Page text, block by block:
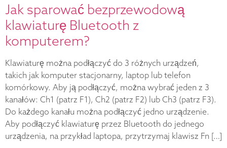
Jak sparować bezprzewodową
klawiaturę Bluetooth z
komputerem?
Klawiaturę można podłączyć do 3 różnych urządzeń,
takich jak komputer stacjonarny, laptop lub telefon
komórkowy. Aby ją podłączyć, można wybrać jeden z 3
kanałów: Ch1 (patrz F1), Ch2 (patrz F2) lub Ch3 (patrz F3).
Do każdego kanału można podłączyć jedno urządzenie.
Aby podłączyć klawiaturę przez Bluetooth do jednego
urządzenia, na przykład laptopa, przytrzymaj klawisz Fn […]